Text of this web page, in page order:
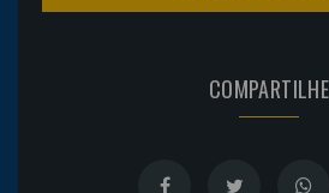
COMPARTILHE